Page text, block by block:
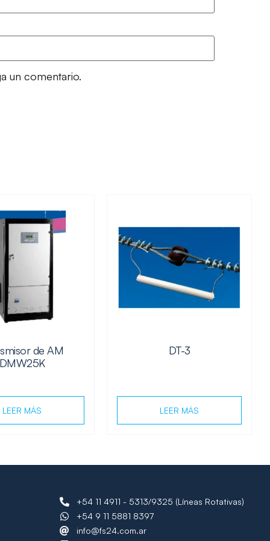
un comentario.
de AM
LEER MÁS
DT-3
LEER MÁS
+54 11 4911 - 5313/9325 (Líneas Rotativas)
+54 9 11 5881 8397
info@fs24.com.ar